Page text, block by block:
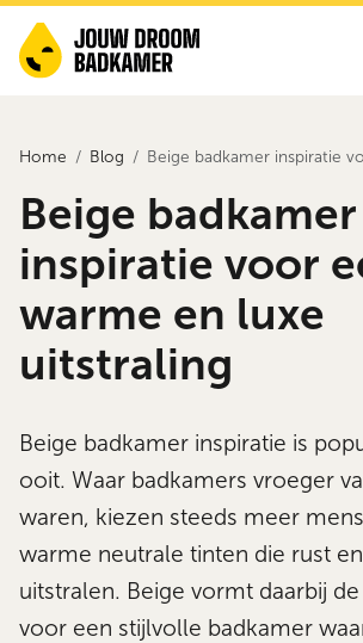
Home Blog Beige badkamer inspiratie
Beige badkamer
inspiratie voor
warme en luxe
uitstraling
Beige badkamer inspiratie is
ooit. Waar badkamers vroeger
waren, kiezen steeds meer
warme neutrale tinten die rust
uitstralen. Beige vormt daarbij
voor een stijlvolle badkamer